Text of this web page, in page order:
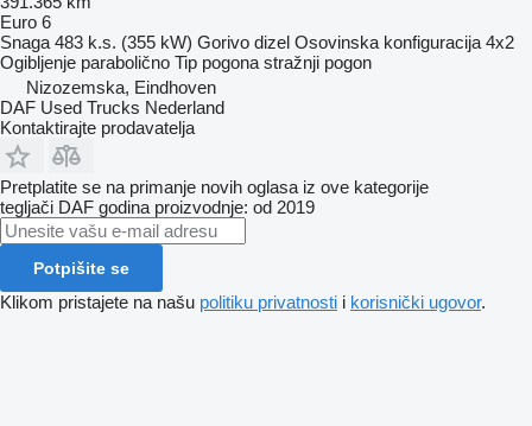
Euro 6
Snaga 483 k.s. (355 kW) Gorivo dizel Osovinska konfiguracija 4x2
Ogibljenje parabolično Tip pogona stražnji pogon
Nizozemska, Eindhoven
DAF Used Trucks Nederland
Kontaktirajte prodavatelja
Pretplatite se na primanje novih oglasa iz ove kategorije
tegljači DAF godina proizvodnje: od 2019
Potpišite se
Klikom pristajete na našu politiku privatnosti i korisnički ugovor.